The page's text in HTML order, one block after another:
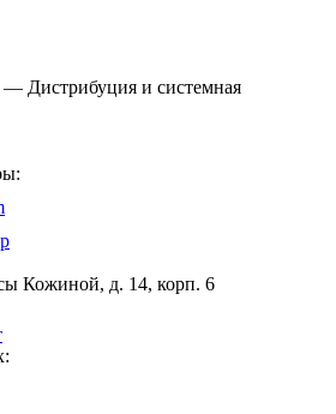
Дистрибуция и системная
Кожиной, д. 14, корп. 6